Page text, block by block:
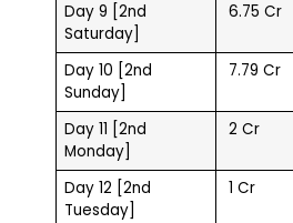
Day 9 [2nd
Saturday]
₹ 6.75 Cr
Day 10 [2nd
Sunday]
₹ 7.79 Cr
Day 11 [2nd
Monday]
₹ 2 Cr
Day 12 [2nd
Tuesday]
₹ 1 Cr